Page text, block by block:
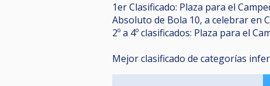
1er Clasificado: Plaza para el
Absoluto de Bola 10, a celebrar en
2º a 4º clasificados: Plaza para el
Mejor clasificado de categorías